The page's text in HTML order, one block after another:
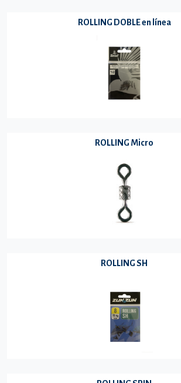
ROLLING DOBLE en línea
ROLLING Micro
ROLLING SH